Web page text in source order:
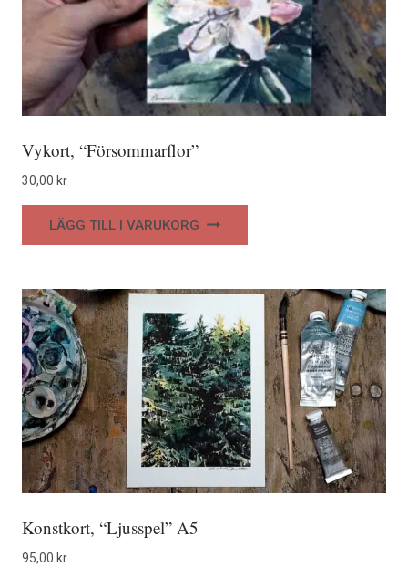
Vykort, “Försommarflor”
30,00 kr
LÄGG TILL I VARUKORG
Konstkort, “Ljusspel” A5
95,00 kr